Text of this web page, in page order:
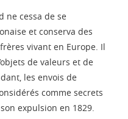
ne cessa de se
et conserva des
vivant en Europe. Il
de valeurs et de
les envois de
comme secrets
expulsion en 1829.